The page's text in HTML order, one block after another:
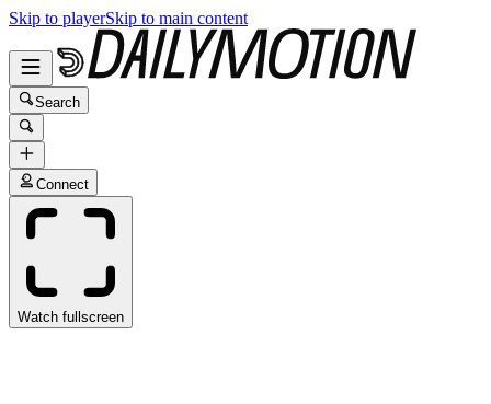
Skip to playerSkip to main content
Search
Connect
Watch fullscreen